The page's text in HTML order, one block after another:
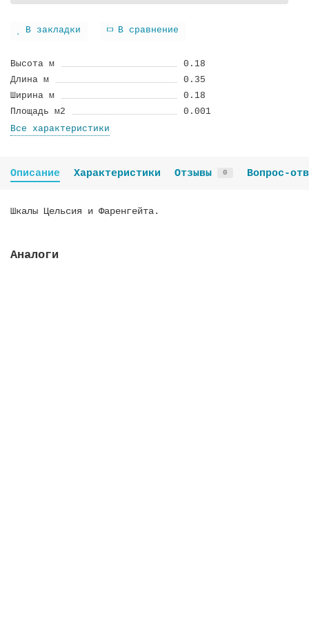
В закладки В сравнение
Высота м
0.18
Длина м
0.35
Ширина м
0.18
Площадь м2
0.001
Все характеристики
Описание Характеристики Отзывы 0 Вопрос-
Шкалы Цельсия и Фаренгейта.
Аналоги